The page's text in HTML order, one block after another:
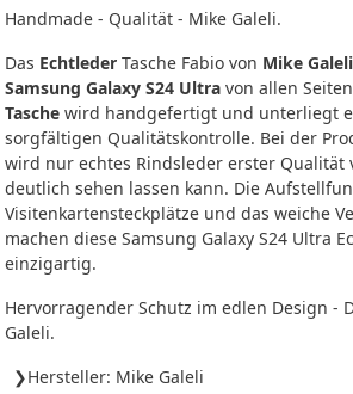
Handmade - Qualität - Mike Galeli.
Das Echtleder Tasche Fabio von Mike Galeli
Samsung Galaxy S24 Ultra von allen
Tasche wird handgefertigt und unterliegt
sorgfältigen Qualitätskontrolle. Bei der
wird nur echtes Rindsleder erster Qualität
deutlich sehen lassen kann. Die
Visitenkartensteckplätze und das weiche
machen diese Samsung Galaxy S24 Ultra
einzigartig.
Hervorragender Schutz im edlen Design -
Galeli.
Hersteller: Mike Galeli